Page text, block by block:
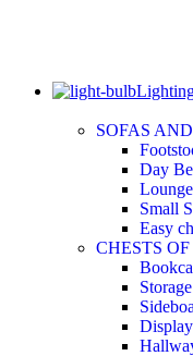
SOFAS
Day
Small
Easy
CHESTS